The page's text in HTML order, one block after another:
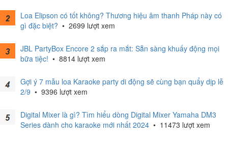
Loa Elipson có tốt không? Thương hiệu âm thanh Pháp này có
gì đặc biệt? • 2699 lượt xem
JBL PartyBox Encore 2 sắp ra mắt: Sẵn sàng khuấy động mọi
bữa tiệc! • 8814 lượt xem
Gợi ý 7 mẫu loa Karaoke party di động sẽ cùng bạn quẩy dịp lễ
2/9 • 9396 lượt xem
Digital Mixer là gì? Tìm hiểu dòng Digital Mixer Yamaha DM3
Series dành cho karaoke mới nhất 2024 • 11473 lượt xem